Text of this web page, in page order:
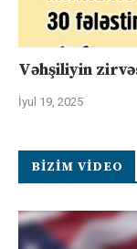
Vəhşiliyin
İyul 19, 2025
BIZIM VIDEO